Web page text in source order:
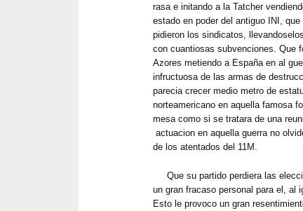
rasa e initando a la Tatcher
estado en poder del antiguo INI,
pidieron los sindicatos,
con cuantiosas subvenciones. Que
Azores metiendo a España en al
infructuosa de las armas de
parecia crecer medio metro de
norteamericano en aquella famosa
mesa como si se tratara de una
actuacion en aquella guerra no
de los atentados del 11M.
Que su partido perdiera las
un gran fracaso personal para el, al
Esto le provoco un gran